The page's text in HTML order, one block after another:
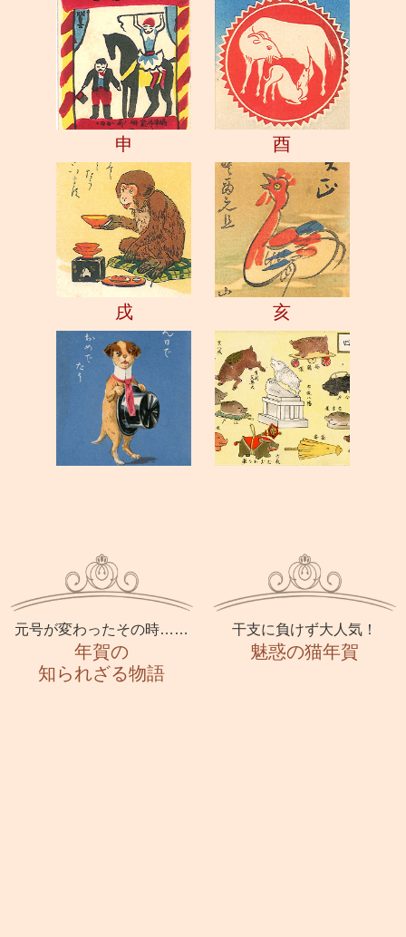
申 酉
戌 亥
元号が変わったその時……
年賀の
知られざる物語
干支に負けず大人気！
魅惑の猫年賀